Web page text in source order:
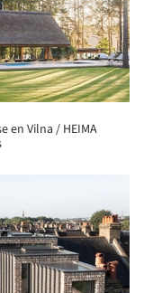
en Vilna / HEIMA